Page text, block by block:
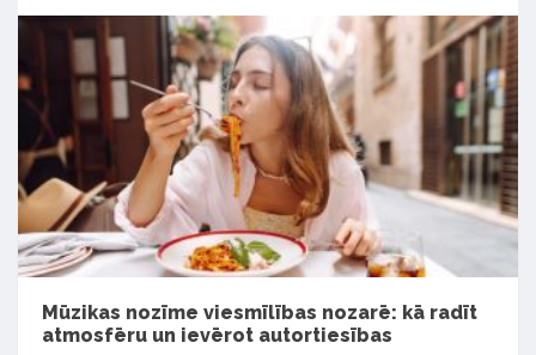
Mūzikas nozīme viesmīlības nozarē: kā radīt
atmosfēru un ievērot autortiesības